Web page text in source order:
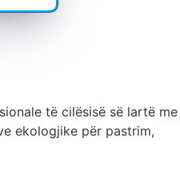
të cilësisë së lartë me
ekologjike për pastrim,